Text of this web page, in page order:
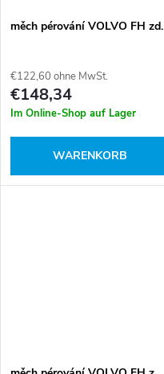
měch pérování VOLVO FH zd.
€122,60 ohne MwSt.
€148,34
Im Online-Shop auf Lager
WARENKORB